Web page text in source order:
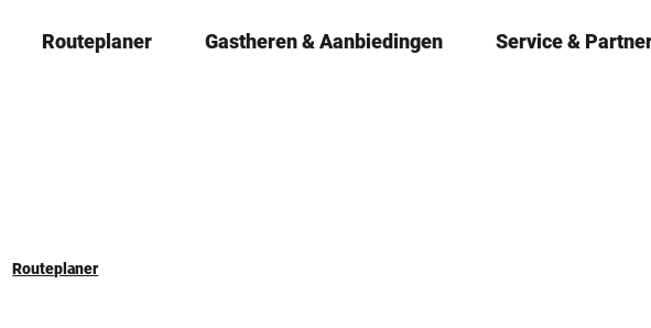
Routeplaner Gastheren & ­Aanbiedingen Service &
Routeplaner